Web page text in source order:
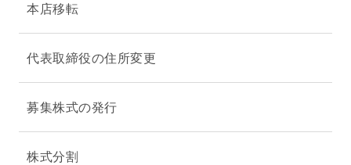
本店移転
代表取締役の住所変更
募集株式の発行
株式分割